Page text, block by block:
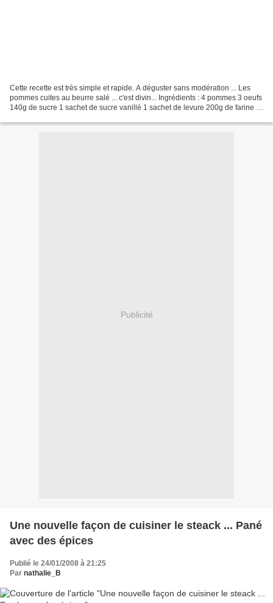
Cette recette est très simple et rapide. A déguster sans modération ... Les
pommes cuites au beurre salé ... c'est divin... Ingrédients : 4 pommes 3 oeufs
140g de sucre 1 sachet de sucre vanillé 1 sachet de levure 200g de farine 2
Publicité
Une nouvelle façon de cuisiner le steack ... Pané
avec des épices
Publié le 24/01/2008 à 21:25
Par nathalie_B